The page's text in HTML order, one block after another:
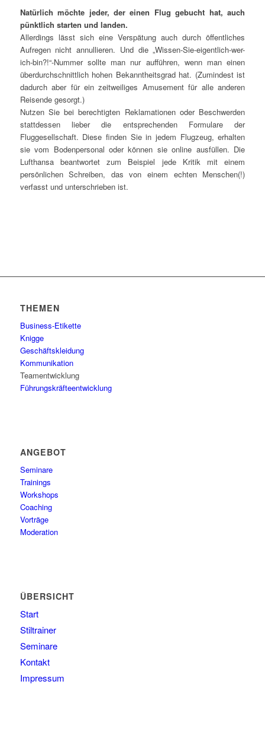
Natürlich möchte jeder, der einen Flug gebucht hat, auch
pünktlich starten und landen.
Allerdings lässt sich eine Verspätung auch durch öffentliches
Aufregen nicht annullieren. Und die „Wissen-Sie-eigentlich-wer-
ich-bin?!“-Nummer sollte man nur aufführen, wenn man einen
überdurchschnittlich hohen Bekanntheitsgrad hat. (Zumindest ist
dadurch aber für ein zeitweiliges Amusement für alle anderen
Reisende gesorgt.)
Nutzen Sie bei berechtigten Reklamationen oder Beschwerden
stattdessen lieber die entsprechenden Formulare der
Fluggesellschaft. Diese finden Sie in jedem Flugzeug, erhalten
sie vom Bodenpersonal oder können sie online ausfüllen. Die
Lufthansa beantwortet zum Beispiel jede Kritik mit einem
persönlichen Schreiben, das von einem echten Menschen(!)
verfasst und unterschrieben ist.
THEMEN
Business-Etikette
Knigge
Geschäftskleidung
Kommunikation
Teamentwicklung
Führungskräfteentwicklung
ANGEBOT
Seminare
Trainings
Workshops
Coaching
Vorträge
Moderation
ÜBERSICHT
Start
Stiltrainer
Seminare
Kontakt
Impressum